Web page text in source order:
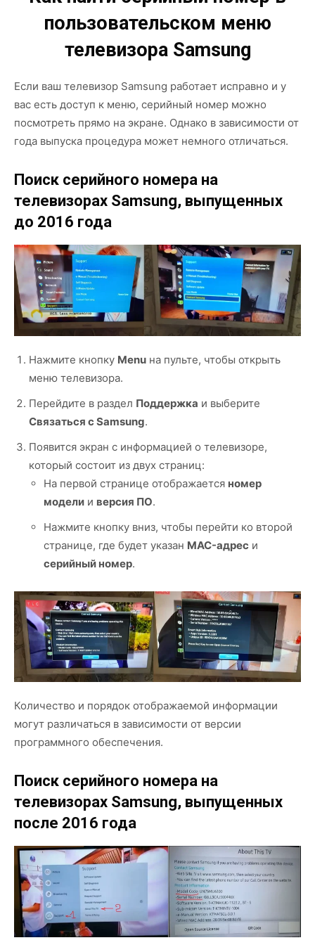
пользовательском меню
телевизора Samsung
Если ваш телевизор Samsung работает исправно и у
вас есть доступ к меню, серийный номер можно
посмотреть прямо на экране. Однако в зависимости от
года выпуска процедура может немного отличаться.
Поиск серийного номера на
телевизорах Samsung, выпущенных
до 2016 года
Нажмите кнопку Menu на пульте, чтобы открыть
меню телевизора.
Перейдите в раздел Поддержка и выберите
Связаться с Samsung.
Появится экран с информацией о телевизоре,
который состоит из двух страниц:
На первой странице отображается номер
модели и версия ПО.
Нажмите кнопку вниз, чтобы перейти ко второй
странице, где будет указан MAC-адрес и
серийный номер.
Количество и порядок отображаемой информации
могут различаться в зависимости от версии
программного обеспечения.
Поиск серийного номера на
телевизорах Samsung, выпущенных
после 2016 года